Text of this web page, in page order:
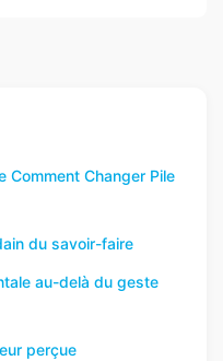
Comment Changer Pile
du savoir-faire
au-delà du geste
perçue